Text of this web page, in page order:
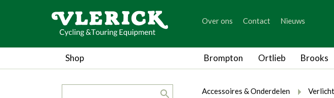
generic_skip_language
Over ons Contact Nieuws
Shop Brompton Ortlieb Brooks
breadcrumb.here
breadcrumb.from
Accessoires & Onderdelen